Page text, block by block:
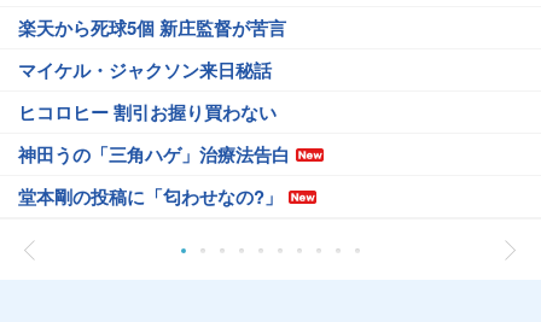
楽天から死球5個 新庄監督が苦言
マイケル・ジャクソン来日秘話
ヒコロヒー 割引お握り買わない
神田うの「三角ハゲ」治療法告白
堂本剛の投稿に「匂わせなの?」